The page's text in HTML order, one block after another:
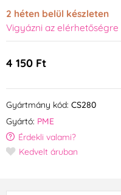
2 héten belül készleten
Vigyázni az elérhetőségre
4 150 Ft
Gyártmány kód: CS280
Gyártó: PME
Érdekli valami?
Kedvelt áruban